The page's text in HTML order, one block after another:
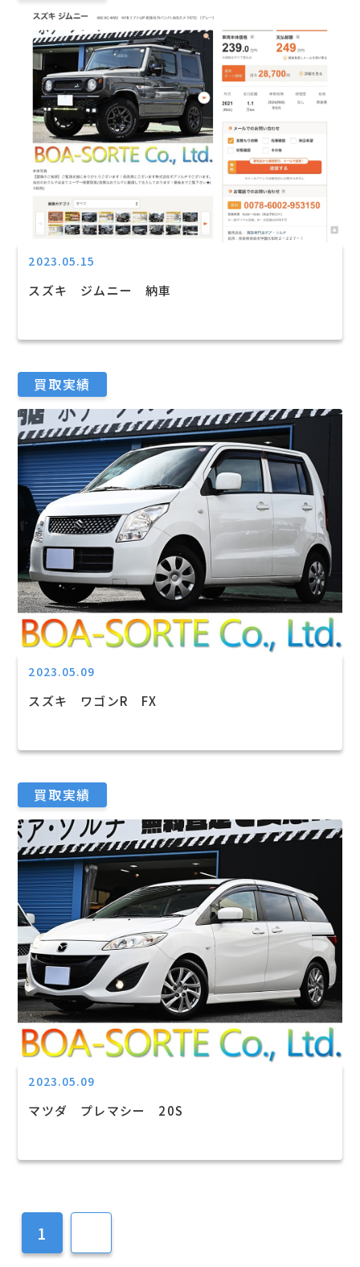
2023.05.15
スズキ ジムニー 納車
買取実績
2023.05.09
スズキ ワゴンR FX
買取実績
2023.05.09
マツダ プレマシー 20S
1